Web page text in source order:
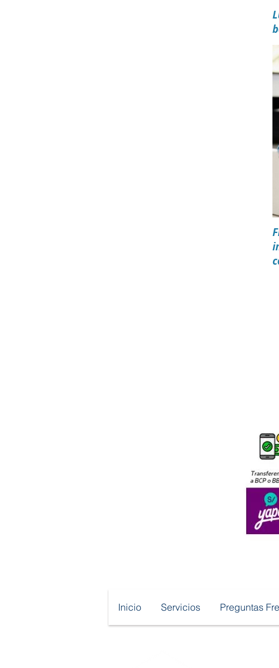
Inicio Servicios Preguntas